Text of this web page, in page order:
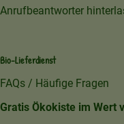
Anrufbeantworter
Bio-Lieferdienst
FAQs / Häufige Fragen
Gratis Ökokiste im Wert